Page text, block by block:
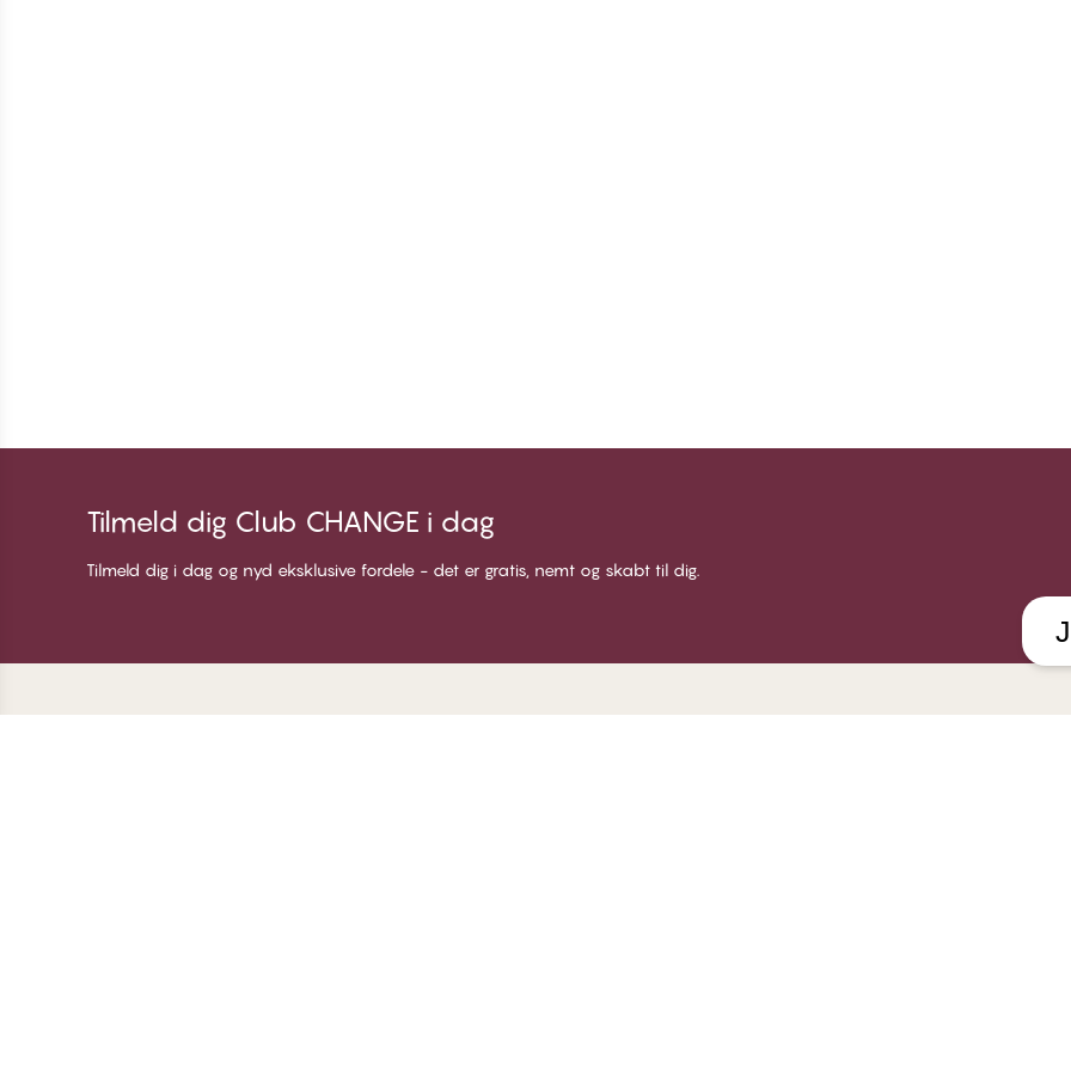
Tilmeld dig Club CHANGE i dag
Tilmeld dig i dag og nyd eksklusive fordele - det er gratis, nemt og skabt til dig.